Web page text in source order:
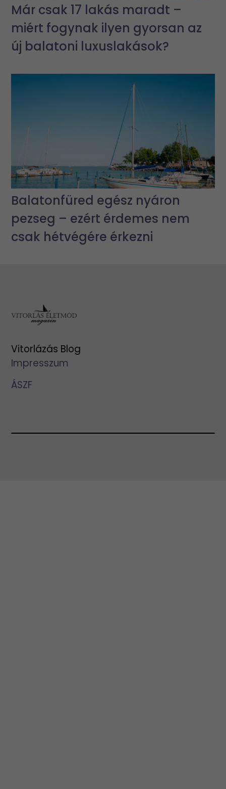
Már csak 17 lakás maradt –
miért fogynak ilyen gyorsan az
új balatoni luxuslakások?
Balatonfüred egész nyáron
pezseg – ezért érdemes nem
csak hétvégére érkezni
Vitorlázás Blog
Impresszum
ÁSZF